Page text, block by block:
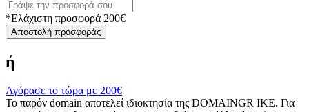
*Ελάχιστη προσφορά 200€
Αποστολή προσφοράς
ή
Αγόρασε το τώρα με 200€
Το παρόν domain αποτελεί ιδιοκτησία της DOMAINGR ΙΚΕ. Για